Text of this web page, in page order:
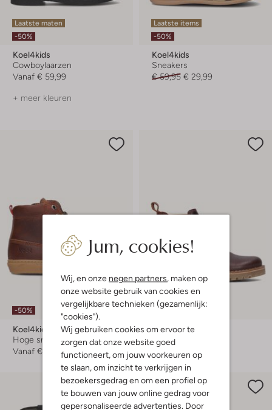
Jum, cookies!
Wij, en onze negen partners, maken op
onze website gebruik van cookies en
vergelijkbare technieken (gezamenlijk:
"cookies").
Wij gebruiken cookies om ervoor te
zorgen dat onze website goed
functioneert, om jouw voorkeuren op
te slaan, om inzicht te verkrijgen in
bezoekersgedrag en om een profiel op
te bouwen van jouw online gedrag voor
gepersonaliseerde advertenties. Door
Laatste maten
-50%
Koel4kids
Cowboylaarzen
Vanaf € 59,99
+ meer kleuren
Laatste items
-50%
Koel4kids
Sneakers
€ 59,95 € 29,99
-50%
Koel4kids
Hoge sneakers
Vanaf € 49,99
-40%
Koel4kids
Chelsea boots
€ 89,95 € 53,99